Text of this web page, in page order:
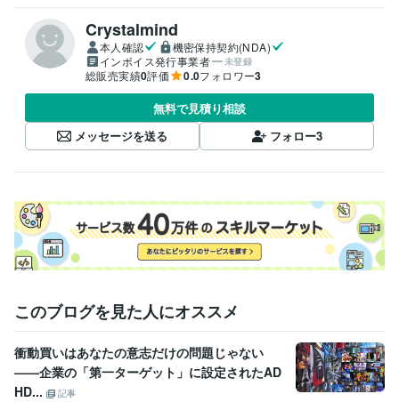
Crystalmind
本人確認
機密保持契約(NDA)
インボイス発行事業者
未登録
総販売実績0評価 0.0フォロワー3
無料で見積り相談
メッセージを送る
フォロー3
このブログを見た人にオススメ
衝動買いはあなたの意志だけの問題じゃない
——企業の「第一ターゲット」に設定されたAD
HD...
記事